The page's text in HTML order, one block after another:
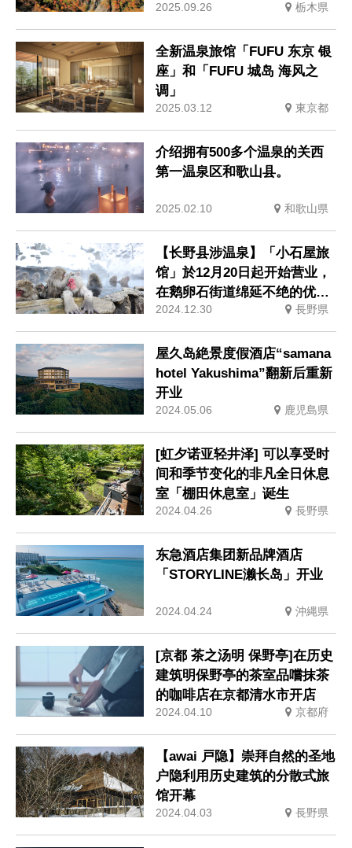
2025.09.26
CRUISER 清晨赏红叶之旅」
行程现已推出
栃木県
2025.03.12
全新温泉旅馆「FUFU 东京 银
座」和「FUFU 城岛 海风之
调」
東京都
2025.02.10
介绍拥有500多个温泉的关西
第一温泉区和歌山县。
和歌山県
2024.12.30
【长野县涉温泉】「小石屋旅
馆」於12月20日起开始营业，
在鹅卵石街道绵延不绝的优雅
温泉小镇中度过悠闲时光。
長野県
2024.05.06
屋久岛絶景度假酒店“samana
hotel Yakushima”翻新后重新
开业
鹿児島県
2024.04.26
[虹夕诺亚轻井泽] 可以享受时
间和季节变化的非凡全日休息
室「棚田休息室」诞生
長野県
2024.04.24
东急酒店集团新品牌酒店
「STORYLINE濑长岛」开业
沖縄県
2024.04.10
[京都 茶之汤明 保野亭]在历史
建筑明保野亭的茶室品嚐抹茶
的咖啡店在京都清水市开店
京都府
2024.04.03
【awai 戸隐】崇拜自然的圣地
户隐利用历史建筑的分散式旅
馆开幕
長野県